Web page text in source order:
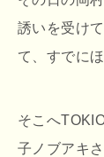
誘いを受け
て、すでに
そこへ
子ノブアキ